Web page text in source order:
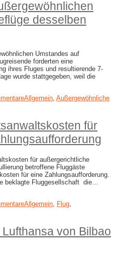
desselben
Umstandes auf
forderten eine
ihres Fluges und resultierende 7-
wurde stattgegeben, weil die
Allgemein Außergewöhnliche
für
für außergerichtliche
betroffene Fluggäste
für eine Zahlungsaufforderung.
beklagte Fluggesellschaft die…
Allgemein, Flug,
von Bilbao